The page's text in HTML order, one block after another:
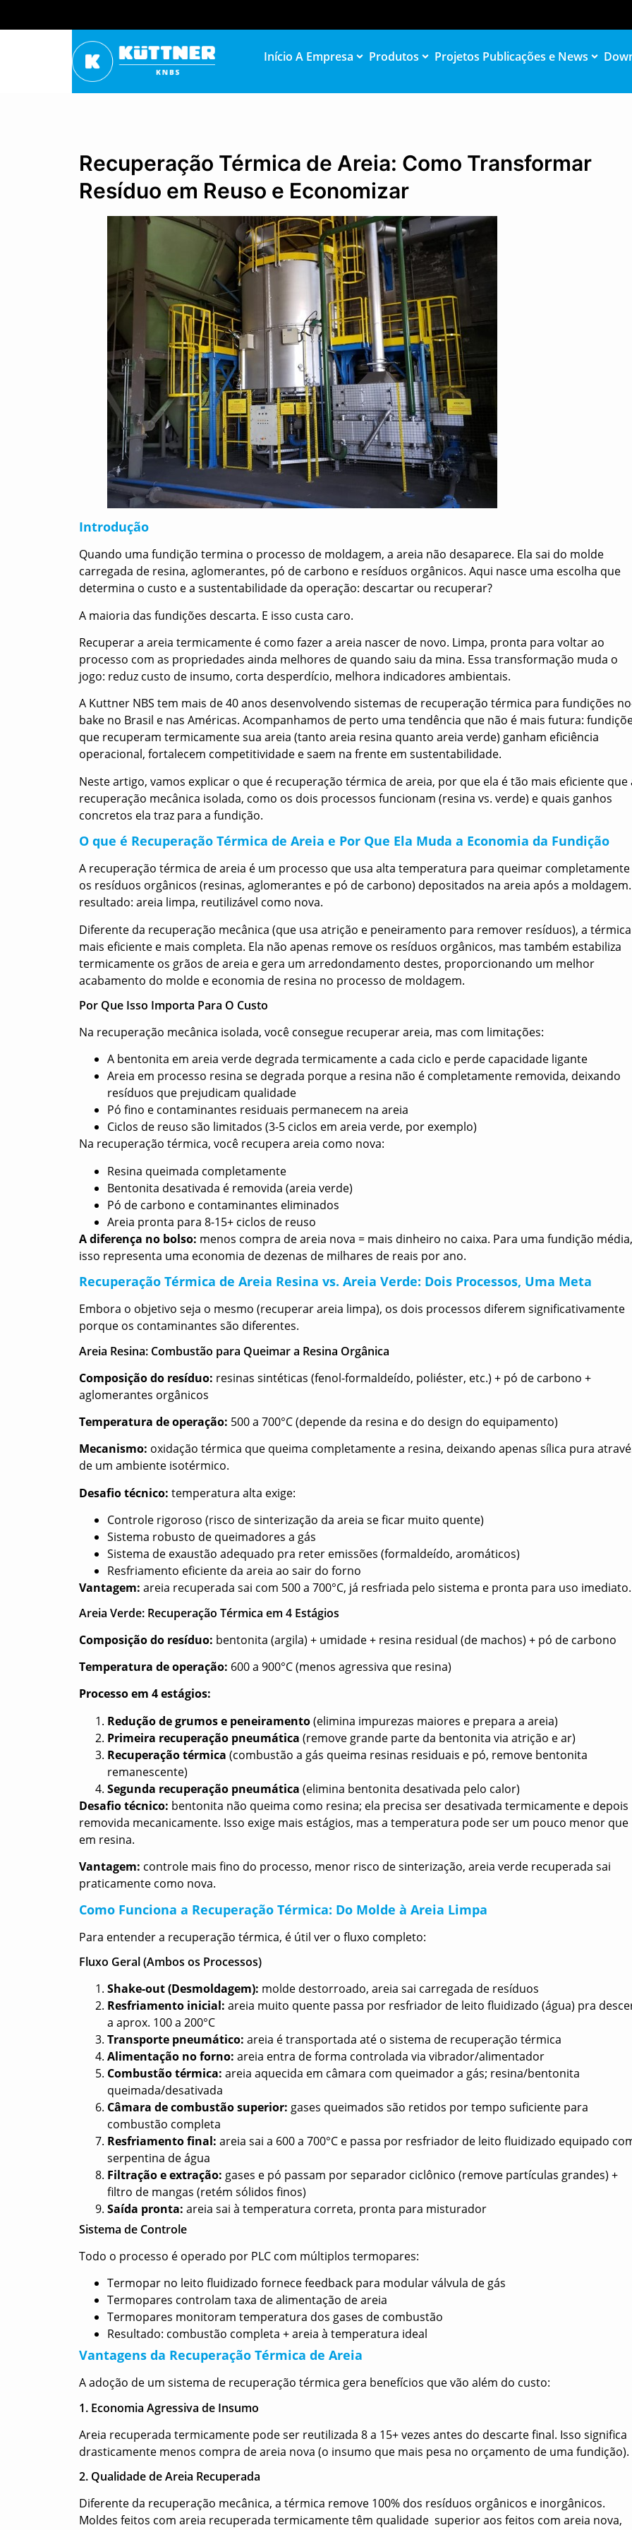
Início A Empresa Produtos Projetos Publicações e News
Recuperação Térmica de Areia: Como Transformar
Resíduo em Reuso e Economizar
Introdução
Quando uma fundição termina o processo de moldagem, a areia não desaparece. Ela sai do molde
carregada de resina, aglomerantes, pó de carbono e resíduos orgânicos. Aqui nasce uma escolha que
determina o custo e a sustentabilidade da operação: descartar ou recuperar?
A maioria das fundições descarta. E isso custa caro.
Recuperar a areia termicamente é como fazer a areia nascer de novo. Limpa, pronta para voltar ao
processo com as propriedades ainda melhores de quando saiu da mina. Essa transformação muda o
jogo: reduz custo de insumo, corta desperdício, melhora indicadores ambientais.
A Kuttner NBS tem mais de 40 anos desenvolvendo sistemas de recuperação térmica para fundições
bake no Brasil e nas Américas. Acompanhamos de perto uma tendência que não é mais futura:
que recuperam termicamente sua areia (tanto areia resina quanto areia verde) ganham eficiência
operacional, fortalecem competitividade e saem na frente em sustentabilidade.
Neste artigo, vamos explicar o que é recuperação térmica de areia, por que ela é tão mais eficiente que
recuperação mecânica isolada, como os dois processos funcionam (resina vs. verde) e quais ganhos
concretos ela traz para a fundição.
O que é Recuperação Térmica de Areia e Por Que Ela Muda a Economia da Fundição
A recuperação térmica de areia é um processo que usa alta temperatura para queimar completamente
os resíduos orgânicos (resinas, aglomerantes e pó de carbono) depositados na areia após a
resultado: areia limpa, reutilizável como nova.
Diferente da recuperação mecânica (que usa atrição e peneiramento para remover resíduos), a
mais eficiente e mais completa. Ela não apenas remove os resíduos orgânicos, mas também estabiliza
termicamente os grãos de areia e gera um arredondamento destes, proporcionando um melhor
acabamento do molde e economia de resina no processo de moldagem.
Por Que Isso Importa Para O Custo
Na recuperação mecânica isolada, você consegue recuperar areia, mas com limitações:
A bentonita em areia verde degrada termicamente a cada ciclo e perde capacidade ligante
Areia em processo resina se degrada porque a resina não é completamente removida, deixando
resíduos que prejudicam qualidade
Pó fino e contaminantes residuais permanecem na areia
Ciclos de reuso são limitados (3-5 ciclos em areia verde, por exemplo)
Na recuperação térmica, você recupera areia como nova:
Resina queimada completamente
Bentonita desativada é removida (areia verde)
Pó de carbono e contaminantes eliminados
Areia pronta para 8-15+ ciclos de reuso
A diferença no bolso: menos compra de areia nova = mais dinheiro no caixa. Para uma fundição média,
isso representa uma economia de dezenas de milhares de reais por ano.
Recuperação Térmica de Areia Resina vs. Areia Verde: Dois Processos, Uma Meta
Embora o objetivo seja o mesmo (recuperar areia limpa), os dois processos diferem significativamente
porque os contaminantes são diferentes.
Areia Resina: Combustão para Queimar a Resina Orgânica
Composição do resíduo: resinas sintéticas (fenol-formaldeído, poliéster, etc.) + pó de carbono +
aglomerantes orgânicos
Temperatura de operação: 500 a 700°C (depende da resina e do design do equipamento)
Mecanismo: oxidação térmica que queima completamente a resina, deixando apenas sílica pura
de um ambiente isotérmico.
Desafio técnico: temperatura alta exige:
Controle rigoroso (risco de sinterização da areia se ficar muito quente)
Sistema robusto de queimadores a gás
Sistema de exaustão adequado pra reter emissões (formaldeído, aromáticos)
Resfriamento eficiente da areia ao sair do forno
Vantagem: areia recuperada sai com 500 a 700°C, já resfriada pelo sistema e pronta para uso imediato.
Areia Verde: Recuperação Térmica em 4 Estágios
Composição do resíduo: bentonita (argila) + umidade + resina residual (de machos) + pó de carbono
Temperatura de operação: 600 a 900°C (menos agressiva que resina)
Processo em 4 estágios:
Redução de grumos e peneiramento(elimina impurezas maiores e prepara a areia)
Primeira recuperação pneumática (remove grande parte da bentonita via atrição e ar)
Recuperação térmica (combustão a gás queima resinas residuais e pó, remove bentonita
remanescente)
Segunda recuperação pneumática (elimina bentonita desativada pelo calor)
Desafio técnico: bentonita não queima como resina; ela precisa ser desativada termicamente e depois
removida mecanicamente. Isso exige mais estágios, mas a temperatura pode ser um pouco menor que
em resina.
Vantagem: controle mais fino do processo, menor risco de sinterização, areia verde recuperada sai
praticamente como nova.
Como Funciona a Recuperação Térmica: Do Molde à Areia Limpa
Para entender a recuperação térmica, é útil ver o fluxo completo:
Fluxo Geral (Ambos os Processos)
Shake-out (Desmoldagem): molde destorroado, areia sai carregada de resíduos
Resfriamento inicial: areia muito quente passa por resfriador de leito fluidizado (água) pra
a aprox. 100 a 200°C
Transporte pneumático: areia é transportada até o sistema de recuperação térmica
Alimentação no forno: areia entra de forma controlada via vibrador/alimentador
Combustão térmica: areia aquecida em câmara com queimador a gás; resina/bentonita
queimada/desativada
Câmara de combustão superior: gases queimados são retidos por tempo suficiente para
combustão completa
Resfriamento final: areia sai a 600 a 700°C e passa por resfriador de leito fluidizado equipado
serpentina de água
Filtração e extração: gases e pó passam por separador ciclônico (remove partículas grandes) +
filtro de mangas (retém sólidos finos)
Saída pronta: areia sai à temperatura correta, pronta para misturador
Sistema de Controle
Todo o processo é operado por PLC com múltiplos termopares:
Termopar no leito fluidizado fornece feedback para modular válvula de gás
Termopares controlam taxa de alimentação de areia
Termopares monitoram temperatura dos gases de combustão
Resultado: combustão completa + areia à temperatura ideal
Vantagens da Recuperação Térmica de Areia
A adoção de um sistema de recuperação térmica gera benefícios que vão além do custo:
1. Economia Agressiva de Insumo
Areia recuperada termicamente pode ser reutilizada 8 a 15+ vezes antes do descarte final. Isso significa
drasticamente menos compra de areia nova (o insumo que mais pesa no orçamento de uma fundição).
2. Qualidade de Areia Recuperada
Diferente da recuperação mecânica, a térmica remove 100% dos resíduos orgânicos e inorgânicos.
Moldes feitos com areia recuperada termicamente têm qualidade superior aos feitos com areia nova,